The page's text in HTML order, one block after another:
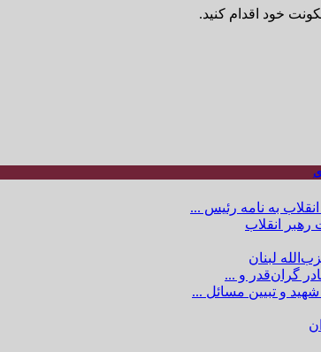
خود اقدام کنید.
به نامه رئیس ...
انقلاب
لبنان
گران‌قدر و ...
و تبیین مسائل ...